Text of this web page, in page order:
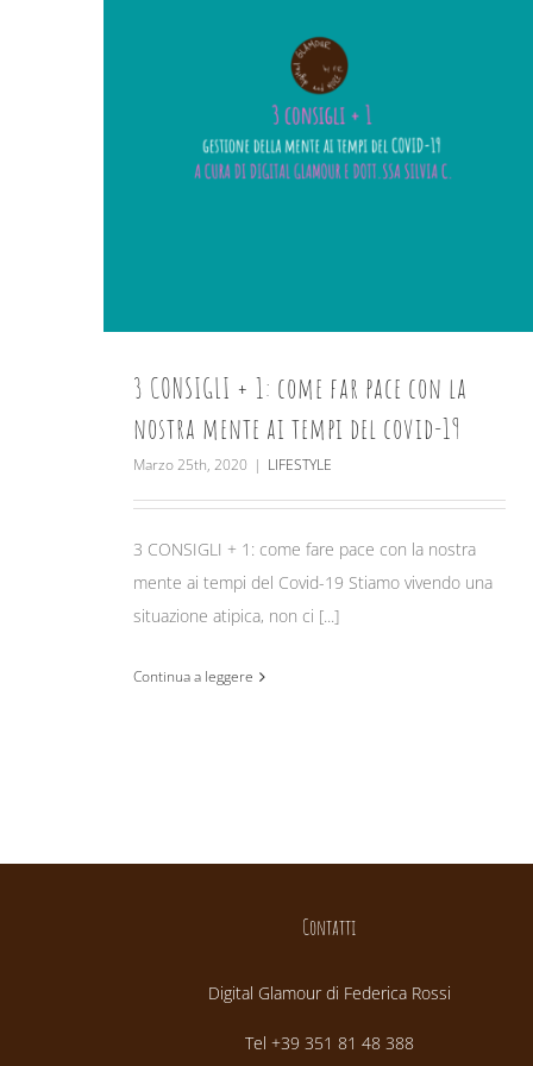
3 CONSIGLI + 1: come far pace con la nostra mente
ai tempi del covid-19
3 CONSIGLI + 1: come far pace con la
nostra mente ai tempi del covid-19
Marzo 25th, 2020 | LIFESTYLE
3 CONSIGLI + 1: come fare pace con la nostra
mente ai tempi del Covid-19 Stiamo vivendo una
situazione atipica, non ci [...]
Continua a leggere
Contatti
Digital Glamour di Federica Rossi
Tel +39 351 81 48 388